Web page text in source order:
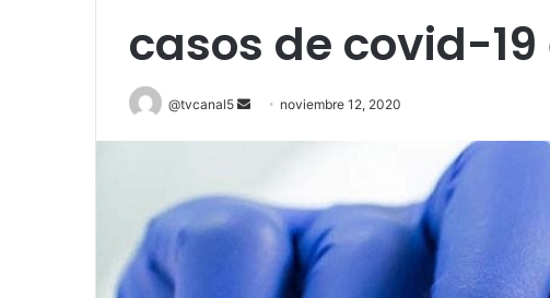
casos de covid-19
@tvcanal5
Send noviembre 12, 2020